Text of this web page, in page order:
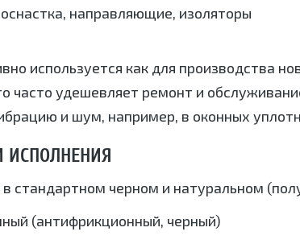
направляющие, изоляторы
используется как для производства
часто удешевляет ремонт и
и шум, например, в оконных
ИСПОЛНЕНИЯ
стандартном черном и натуральном
(антифрикционный, черный)